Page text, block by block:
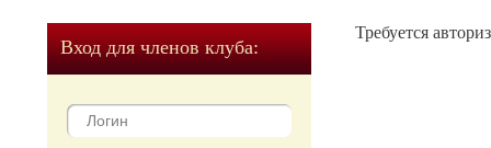
Вход для членов клуба:
Требуется